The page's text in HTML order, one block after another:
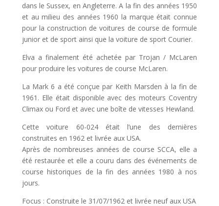
dans le Sussex, en Angleterre. A la fin des années 1950
et au milieu des années 1960 la marque était connue
pour la construction de voitures de course de formule
junior et de sport ainsi que la voiture de sport Courier.
Elva a finalement été achetée par Trojan / McLaren
pour produire les voitures de course McLaren.
La Mark 6 a été conçue par Keith Marsden à la fin de
1961. Elle était disponible avec des moteurs Coventry
Climax ou Ford et avec une boîte de vitesses Hewland.
Cette voiture 60-024 était l’une des dernières
construites en 1962 et livrée aux USA.
Après de nombreuses années de course SCCA, elle a
été restaurée et elle a couru dans des événements de
course historiques de la fin des années 1980 à nos
jours.
Focus : Construite le 31/07/1962 et livrée neuf aux USA